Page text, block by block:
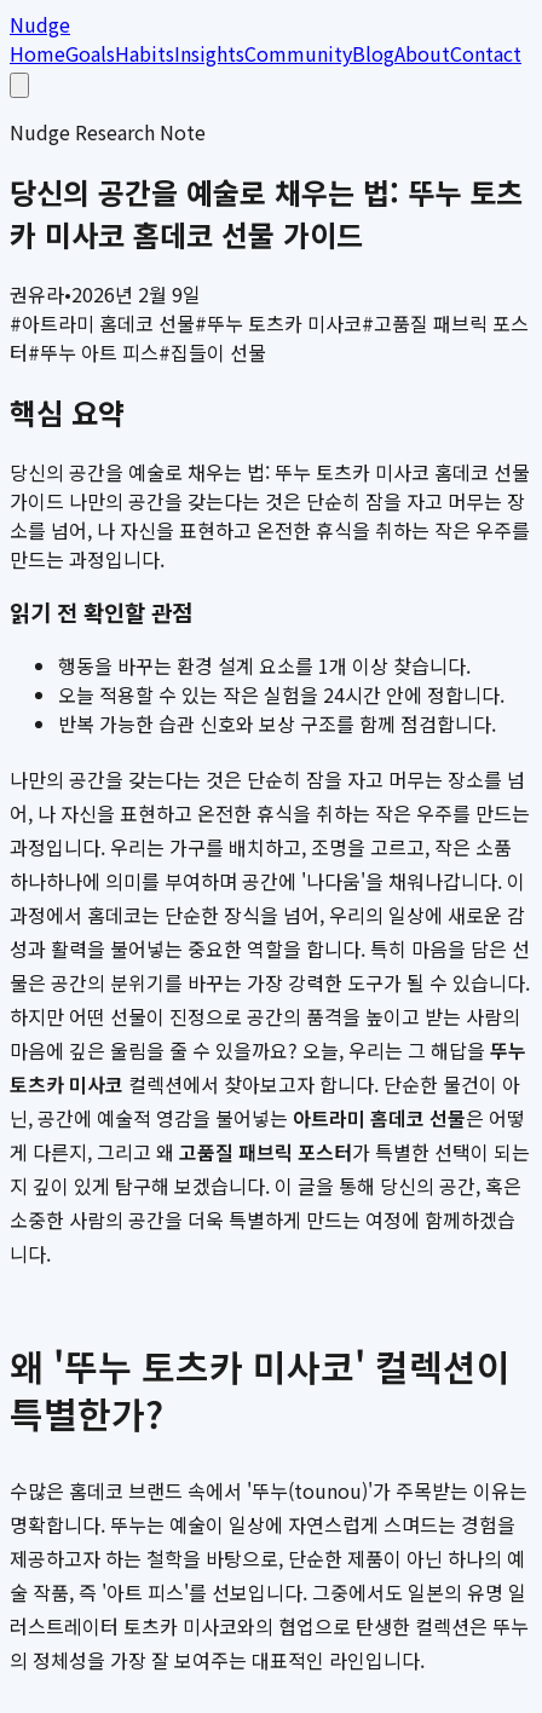
Nudge
HomeGoalsHabitsInsightsCommunityBlogAboutContact
Nudge Research Note
당신의 공간을 예술로 채우는 법: 뚜누 토츠
카 미사코 홈데코 선물 가이드
권유라•2026년 2월 9일
#아트라미 홈데코 선물#뚜누 토츠카 미사코#고품질 패브릭 포스
터#뚜누 아트 피스#집들이 선물
핵심 요약
당신의 공간을 예술로 채우는 법: 뚜누 토츠카 미사코 홈데코 선물
가이드 나만의 공간을 갖는다는 것은 단순히 잠을 자고 머무는 장
소를 넘어, 나 자신을 표현하고 온전한 휴식을 취하는 작은 우주를
만드는 과정입니다.
읽기 전 확인할 관점
행동을 바꾸는 환경 설계 요소를 1개 이상 찾습니다.
오늘 적용할 수 있는 작은 실험을 24시간 안에 정합니다.
반복 가능한 습관 신호와 보상 구조를 함께 점검합니다.
나만의 공간을 갖는다는 것은 단순히 잠을 자고 머무는 장소를 넘
어, 나 자신을 표현하고 온전한 휴식을 취하는 작은 우주를 만드는
과정입니다. 우리는 가구를 배치하고, 조명을 고르고, 작은 소품
하나하나에 의미를 부여하며 공간에 '나다움'을 채워나갑니다. 이
과정에서 홈데코는 단순한 장식을 넘어, 우리의 일상에 새로운 감
성과 활력을 불어넣는 중요한 역할을 합니다. 특히 마음을 담은 선
물은 공간의 분위기를 바꾸는 가장 강력한 도구가 될 수 있습니다.
하지만 어떤 선물이 진정으로 공간의 품격을 높이고 받는 사람의
마음에 깊은 울림을 줄 수 있을까요? 오늘, 우리는 그 해답을 뚜누
토츠카 미사코 컬렉션에서 찾아보고자 합니다. 단순한 물건이 아
닌, 공간에 예술적 영감을 불어넣는 아트라미 홈데코 선물은 어떻
게 다른지, 그리고 왜 고품질 패브릭 포스터가 특별한 선택이 되는
지 깊이 있게 탐구해 보겠습니다. 이 글을 통해 당신의 공간, 혹은
소중한 사람의 공간을 더욱 특별하게 만드는 여정에 함께하겠습
니다.
왜 '뚜누 토츠카 미사코' 컬렉션이
특별한가?
수많은 홈데코 브랜드 속에서 '뚜누(tounou)'가 주목받는 이유는
명확합니다. 뚜누는 예술이 일상에 자연스럽게 스며드는 경험을
제공하고자 하는 철학을 바탕으로, 단순한 제품이 아닌 하나의 예
술 작품, 즉 '아트 피스'를 선보입니다. 그중에서도 일본의 유명 일
러스트레이터 토츠카 미사코와의 협업으로 탄생한 컬렉션은 뚜누
의 정체성을 가장 잘 보여주는 대표적인 라인입니다.